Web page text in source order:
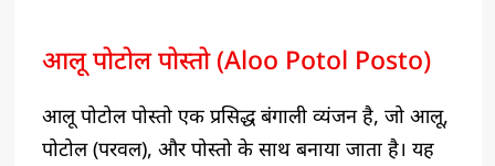
आलू पोटोल पोस्तो (Aloo Potol Posto)
आलू पोटोल पोस्तो एक प्रसिद्ध बंगाली व्यंजन है, जो आलू,
पोटोल (परवल), और पोस्तो के साथ बनाया जाता है। यह